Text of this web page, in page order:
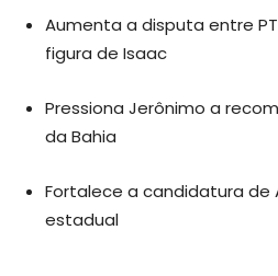
Aumenta a disputa entre
figura de Isaac
Pressiona Jerônimo a
da Bahia
Fortalece a candidatura de
estadual